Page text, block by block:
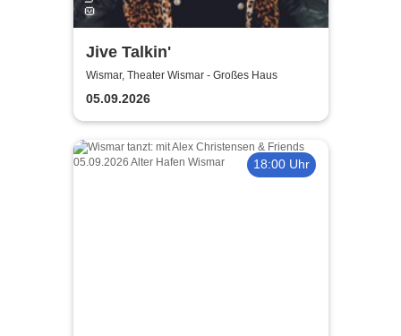
Jive Talkin'
Wismar, Theater Wismar - Großes Haus
05.09.2026
18:00 Uhr